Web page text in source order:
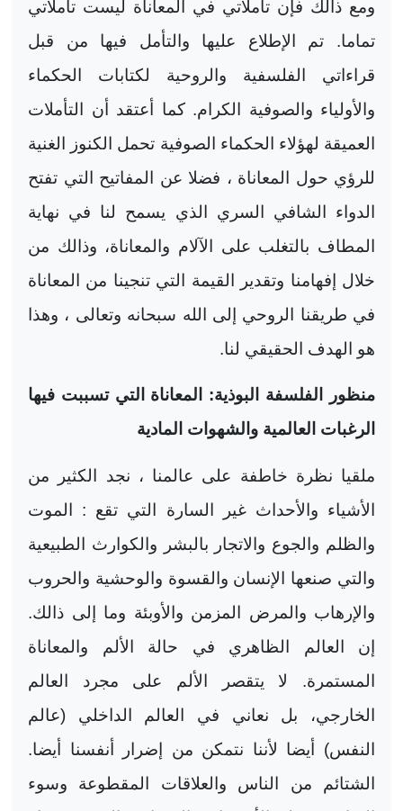
ومع ذالك فإن تأملاتي في المعاناة ليست تأملاتي
تماما. تم الإطلاع عليها والتأمل فيها من قبل
قراءاتي الفلسفية والروحية لكتابات الحكماء
والأولياء والصوفية الكرام. كما أعتقد أن التأملات
العميقة لهؤلاء الحكماء الصوفية تحمل الكنوز الغنية
للرؤي حول المعاناة ، فضلا عن المفاتيح التي تفتح
الدواء الشافي السري الذي يسمح لنا في نهاية
المطاف بالتغلب على الآلام والمعاناة، وذالك من
خلال إفهامنا وتقدير القيمة التي تنجينا من المعاناة
في طريقنا الروحي إلى الله سبحانه وتعالى ، وهذا
هو الهدف الحقيقي لنا.
منظور الفلسفة البوذية: المعاناة التي تسببت فيها
الرغبات العالمية والشهوات المادية
ملقيا نظرة خاطفة على عالمنا ، نجد الكثير من
الأشياء والأحداث غير السارة التي تقع : الموت
والظلم والجوع والاتجار بالبشر والكوارث الطبيعية
والتي صنعها الإنسان والقسوة والوحشية والحروب
والإرهاب والمرض المزمن والأوبئة وما إلى ذالك.
إن العالم الظاهري في حالة الألم والمعاناة
المستمرة. لا يتقصر الألم على مجرد العالم
الخارجي، بل نعاني في العالم الداخلي (عالم
النفس) أيضا لأننا نتمكن من إضرار أنفسنا أيضا.
الشتائم من الناس والعلاقات المقطوعة وسوء